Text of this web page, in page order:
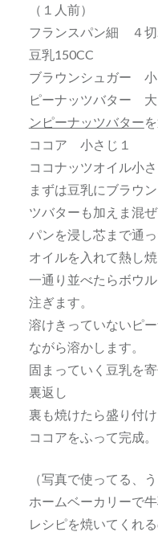
（１人前）
フランスパン細 ４
豆乳150CC
ブラウンシュガー 小
ピーナッツバター
ンピーナッツバター
ココア 小さじ１
ココナッツオイル小さ
まずは豆乳にブラウ
ツバターも加えま混ぜ
パンを浸し芯まで通
オイルを入れて熱し焼
一通り並べたらボウ
注ぎます。
溶けきっていないピ
ながら溶かします。
固まっていく豆乳を
裏返し
裏も焼けたら盛り付け
ココアをふって完成。
（写真で使ってる、
ホームベーカリーで
レシピを焼いてくれ